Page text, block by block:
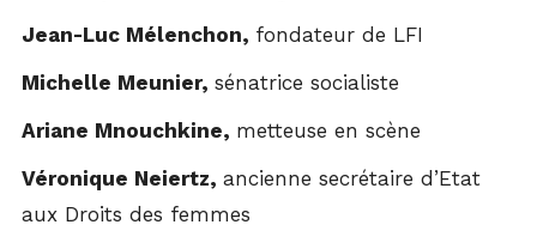
Jean-Luc Mélenchon, fondateur de LFI
Michelle Meunier, sénatrice socialiste
Ariane Mnouchkine, metteuse en scène
Véronique Neiertz, ancienne secrétaire d’Etat
aux Droits des femmes